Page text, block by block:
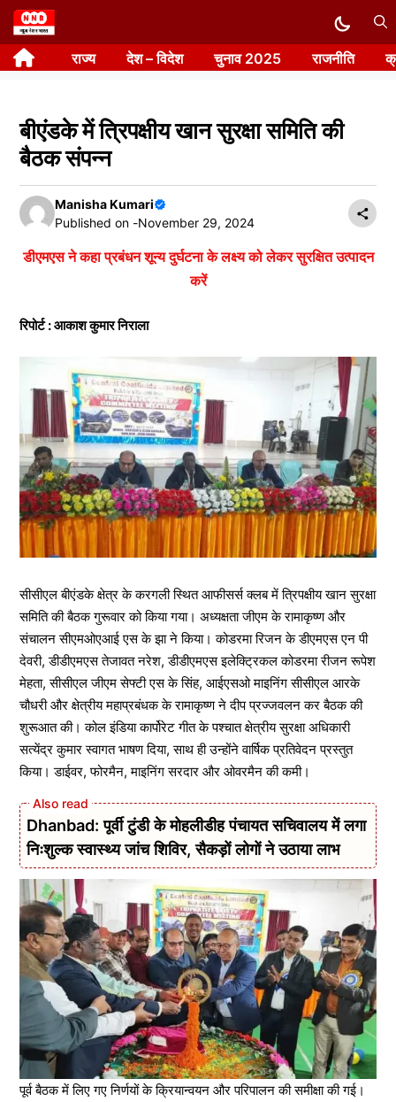
Skip
to
content राज्य देश – विदेश चुनाव 2025 राजनीति
बीएंडके में त्रिपक्षीय खान सुरक्षा समिति की
बैठक संपन्न
Manisha Kumari
Published on -November 29, 2024
डीएमएस ने कहा प्रबंधन शून्य दुर्घटना के लक्ष्य को लेकर सुरक्षित उत्पादन
करें
रिपोर्ट : आकाश कुमार निराला
सीसीएल बीएंडके क्षेत्र के करगली स्थित आफीसर्स क्लब में त्रिपक्षीय खान सुरक्षा
समिति की बैठक गुरूवार को किया गया। अध्यक्षता जीएम के रामाकृष्ण और
संचालन सीएमओएआई एस के झा ने किया। कोडरमा रिजन के डीएमएस एन पी
देवरी, डीडीएमएस तेजावत नरेश, डीडीएमएस इलेक्ट्रिकल कोडरमा रीजन रूपेश
मेहता, सीसीएल जीएम सेफ्टी एस के सिंह, आईएसओ माइनिंग सीसीएल आरके
चौधरी और क्षेत्रीय महाप्रबंधक के रामाकृष्ण ने दीप प्रज्जवलन कर बैठक की
शुरूआत की। कोल इंडिया कार्पोरेट गीत के पश्चात क्षेत्रीय सुरक्षा अधिकारी
सत्येंद्र कुमार स्वागत भाषण दिया, साथ ही उन्होंने वार्षिक प्रतिवेदन प्रस्तुत
किया। डाईवर, फोरमैन, माइनिंग सरदार और ओवरमैन की कमी।
Dhanbad: पूर्वी टुंडी के मोहलीडीह पंचायत सचिवालय में लगा
निःशुल्क स्वास्थ्य जांच शिविर, सैकड़ों लोगों ने उठाया लाभ
पूर्व बैठक में लिए गए निर्णयों के क्रियान्वयन और परिपालन की समीक्षा की गई।